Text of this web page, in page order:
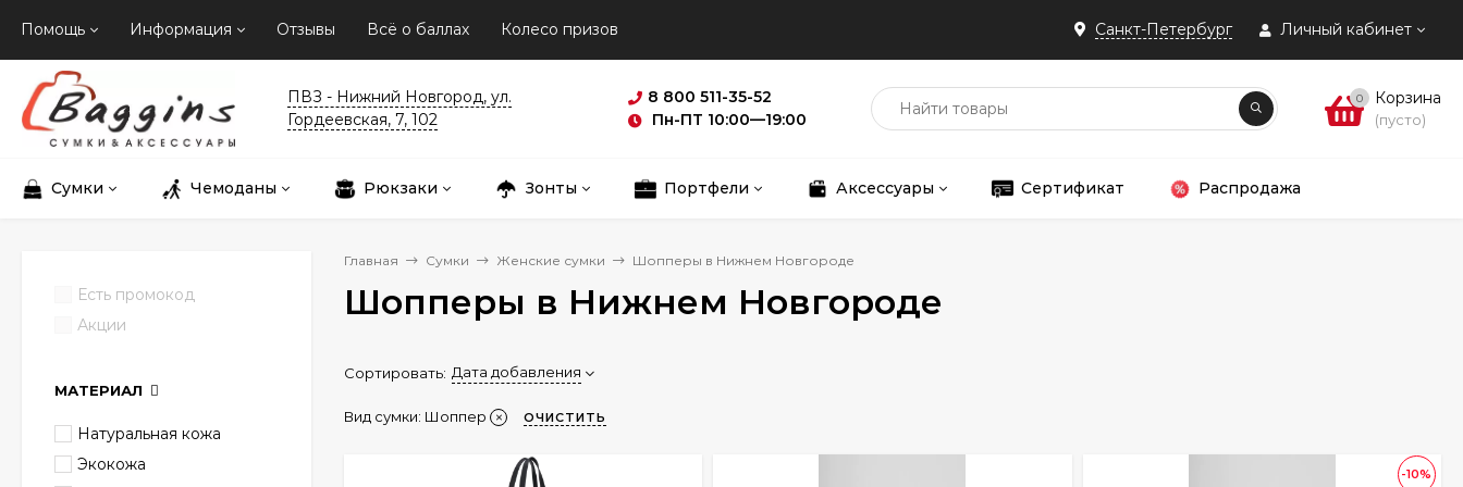
Санкт-Петербург Личный кабинет
Помощь Информация Отзывы Всё о баллах Колесо призов
ПВЗ - Нижний Новгород, ул.
Гордеевская, 7, 102
8 800 511-35-52
Пн-ПТ 10:00—19:00
0 Корзина
(пусто)
Сумки Чемоданы Рюкзаки Зонты Портфели Аксессуары Сертификат Распродажа
Главная Сумки Женские сумки Шопперы в Нижнем Новгороде
Шопперы в Нижнем Новгороде
Сортировать: Дата добавления
Вид сумки: Шоппер ОЧИСТИТЬ
-10%
Есть промокод
Акции
МАТЕРИАЛ
Натуральная кожа
Экокожа